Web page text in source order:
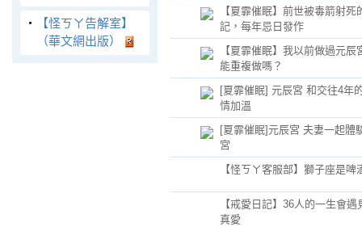
‧
【怪ㄎㄚ告解室】
（華文網出版）
【夏霏催眠】前世被毒箭射死
記，每年忌日發作
【夏霏催眠】我以前做過元辰
能重複做嗎？
[夏霏催眠] 元辰宮 和交往4年
情加溫
[夏霏催眠]元辰宮 夫妻一起體
宮
【怪ㄎㄚ客服部】獅子座是啤
【戒愛日記】36人的一生會遇
真愛